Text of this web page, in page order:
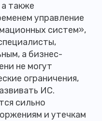
также
управление
систем»,
а бизнес-
не могут
ограничения,
ИС.
сильно
и утечкам